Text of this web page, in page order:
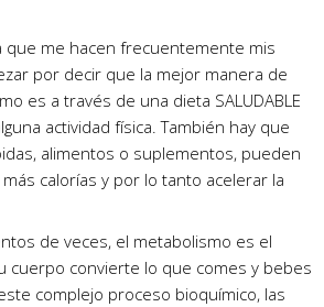
que me hacen frecuentemente mis
por decir que la mejor manera de
es a través de una dieta SALUDABLE
actividad física. También hay que
alimentos o suplementos, pueden
calorías y por lo tanto acelerar la
de veces, el metabolismo es el
cuerpo convierte lo que comes y bebes
complejo proceso bioquímico, las